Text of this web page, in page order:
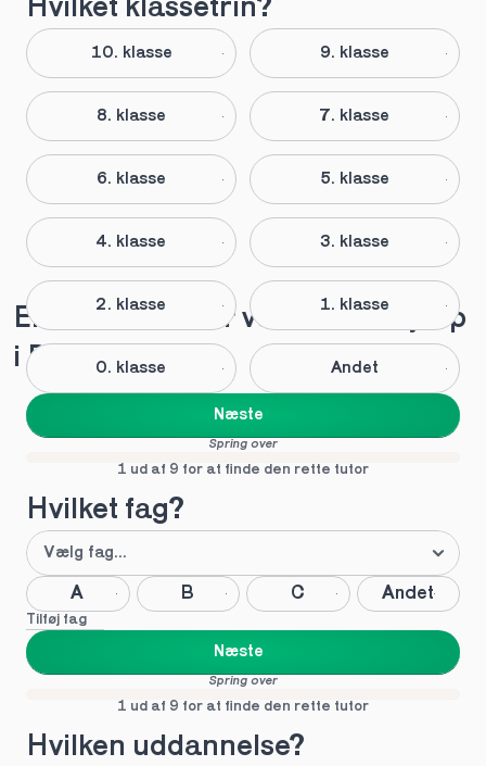
Hvilket klassetrin?
10. klasse 9. klasse
8. klasse 7. klasse
6. klasse 5. klasse
4. klasse 3. klasse
2. klasse 1. klasse
0. klasse Andet
Næste
Spring over
1 ud af 9 for at finde den rette tutor
Hvilket fag?
A B C Andet
Tilføj fag
Næste
Spring over
1 ud af 9 for at finde den rette tutor
Hvilken uddannelse?
Elever anbefaler vores lektiehjælp
i Padborg